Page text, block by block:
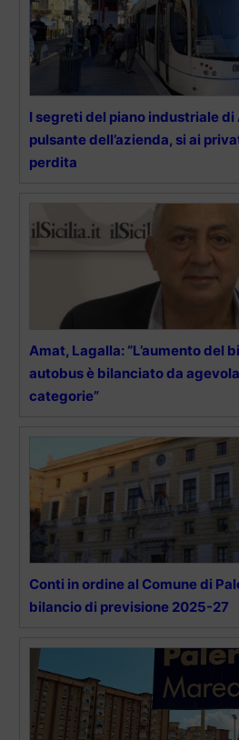
I segreti del piano industriale
pulsante dell’azienda, si ai
perdita
Amat, Lagalla: “L’aumento del
autobus è bilanciato da
categorie”
Conti in ordine al Comune di
bilancio di previsione 2025-27